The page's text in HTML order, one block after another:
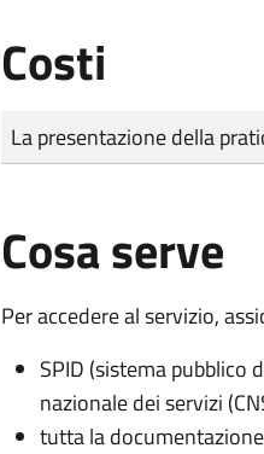
Costi
Tipo di pagamento
Importo
La presentazione della
Cosa serve
Per accedere al servizio,
SPID (sistema pubblico
nazionale dei servizi
tutta la